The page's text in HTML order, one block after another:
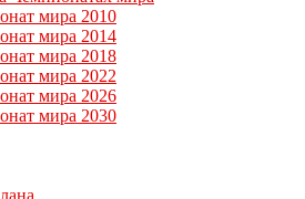
мира 2010
мира 2014
мира 2018
мира 2022
мира 2026
мира 2030